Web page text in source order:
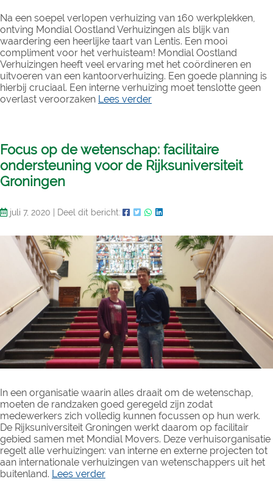
Na een soepel verlopen verhuizing van 160 werkplekken,
ontving Mondial Oostland Verhuizingen als blijk van
waardering een heerlijke taart van Lentis. Een mooi
compliment voor het verhuisteam! Mondial Oostland
Verhuizingen heeft veel ervaring met het coördineren en
uitvoeren van een kantoorverhuizing. Een goede planning is
hierbij cruciaal. Een interne verhuizing moet tenslotte geen
overlast veroorzaken Lees verder
Focus op de wetenschap: facilitaire
ondersteuning voor de Rijksuniversiteit
Groningen
juli 7, 2020 Deel dit bericht:
In een organisatie waarin alles draait om de wetenschap,
moeten de randzaken goed geregeld zijn zodat
medewerkers zich volledig kunnen focussen op hun werk.
De Rijksuniversiteit Groningen werkt daarom op facilitair
gebied samen met Mondial Movers. Deze verhuisorganisatie
regelt alle verhuizingen: van interne en externe projecten tot
aan internationale verhuizingen van wetenschappers uit het
buitenland. Lees verder